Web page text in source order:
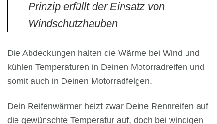
Prinzip erfüllt der Einsatz von
Windschutzhauben
Die Abdeckungen halten die Wärme bei Wind und
kühlen Temperaturen in Deinen Motorradreifen und
somit auch in Deinen Motorradfelgen.
Dein Reifenwärmer heizt zwar Deine Rennreifen auf
die gewünschte Temperatur auf, doch bei windigen